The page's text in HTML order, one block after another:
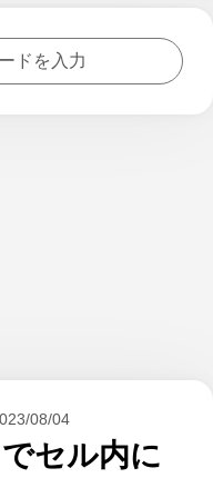
08/04
セル内に